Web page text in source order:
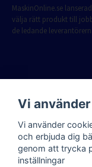
MaskinOnline.se
välja rätt produkt till
de ledande
Vi
Vi använder
och erbjuda dig
genom att trycka
inställningar